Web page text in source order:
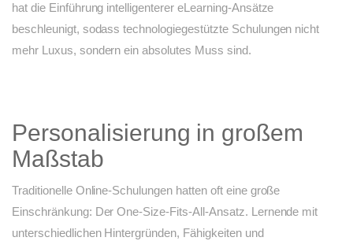
hat die Einführung intelligenterer eLearning-Ansätze
beschleunigt, sodass technologiegestützte Schulungen nicht
mehr Luxus, sondern ein absolutes Muss sind.
Personalisierung in großem
Maßstab
Traditionelle Online-Schulungen hatten oft eine große
Einschränkung: Der One-Size-Fits-All-Ansatz. Lernende mit
unterschiedlichen Hintergründen, Fähigkeiten und